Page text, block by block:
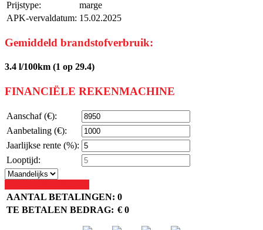
Prijstype:
marge
APK-vervaldatum: 15.02.2025
Gemiddeld brandstofverbruik:
3.4 l/100km (1 op 29.4)
FINANCIËLE REKENMACHINE
Aanschaf (€):
Aanbetaling (€):
Jaarlijkse rente (%):
Looptijd:
AANTAL BETALINGEN: 0
TE BETALEN BEDRAG: € 0